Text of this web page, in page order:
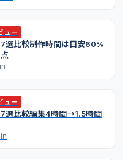
ュー
比較――制作時間は目安60%
ュー
選比較――編集4時間→1.5時間